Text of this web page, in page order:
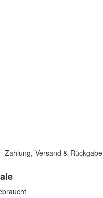
Zahlung, Versand & Rückgabe